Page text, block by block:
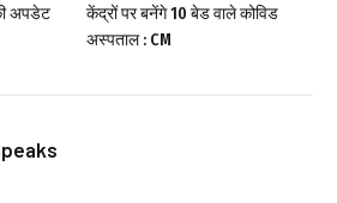
अपडेट
केंद्रों पर बनेंगे 10 बेड वाले कोविड
अस्पताल : CM